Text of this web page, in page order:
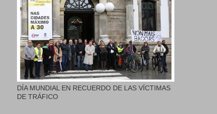
DÍA MUNDIAL EN RECUERDO DE LAS VÍCTIMAS
DE TRÁFICO